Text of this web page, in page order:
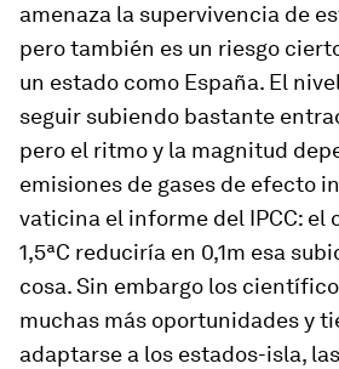
amenaza la supervivencia de
pero también es un riesgo
un estado como España. El
seguir subiendo bastante
pero el ritmo y la magnitud
emisiones de gases de efecto
vaticina el informe del IPCC: el
1,5ªC reduciría en 0,1m esa
cosa. Sin embargo los
muchas más oportunidades y
adaptarse a los estados-isla, las